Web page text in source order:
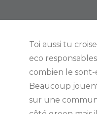
Toi aussi tu
eco
combien le
Beaucoup
sur une